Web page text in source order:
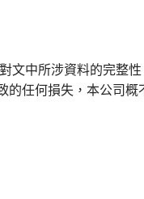
文中所涉資料的完整
任何損失，本公司概